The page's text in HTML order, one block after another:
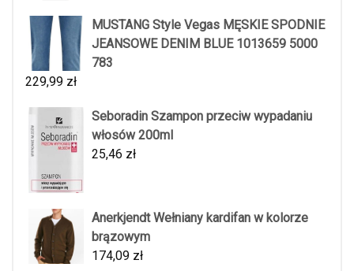
MUSTANG Style Vegas MĘSKIE SPODNIE
JEANSOWE DENIM BLUE 1013659 5000
783
229,99 zł
Seboradin Szampon przeciw wypadaniu
włosów 200ml
25,46 zł
Anerkjendt Wełniany kardifan w kolorze
brązowym
174,09 zł